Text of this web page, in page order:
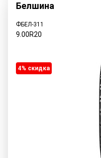
Белшина
ФБЕЛ-311
9.00R20
4% cкидка